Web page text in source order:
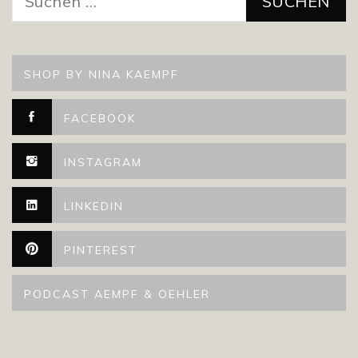
nach:
SHOP BY NINA KAEMPF
FACEBOOK
INSTAGRAM
LINKEDIN
PINTEREST
PODCAST AEMPF & OEHLER